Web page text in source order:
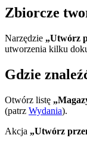
Zbiorcze
Narzędzie „Utwórz
utworzenia kilku
Gdzie
Otwórz listę
(patrz Wydania).
Akcja „Utwórz